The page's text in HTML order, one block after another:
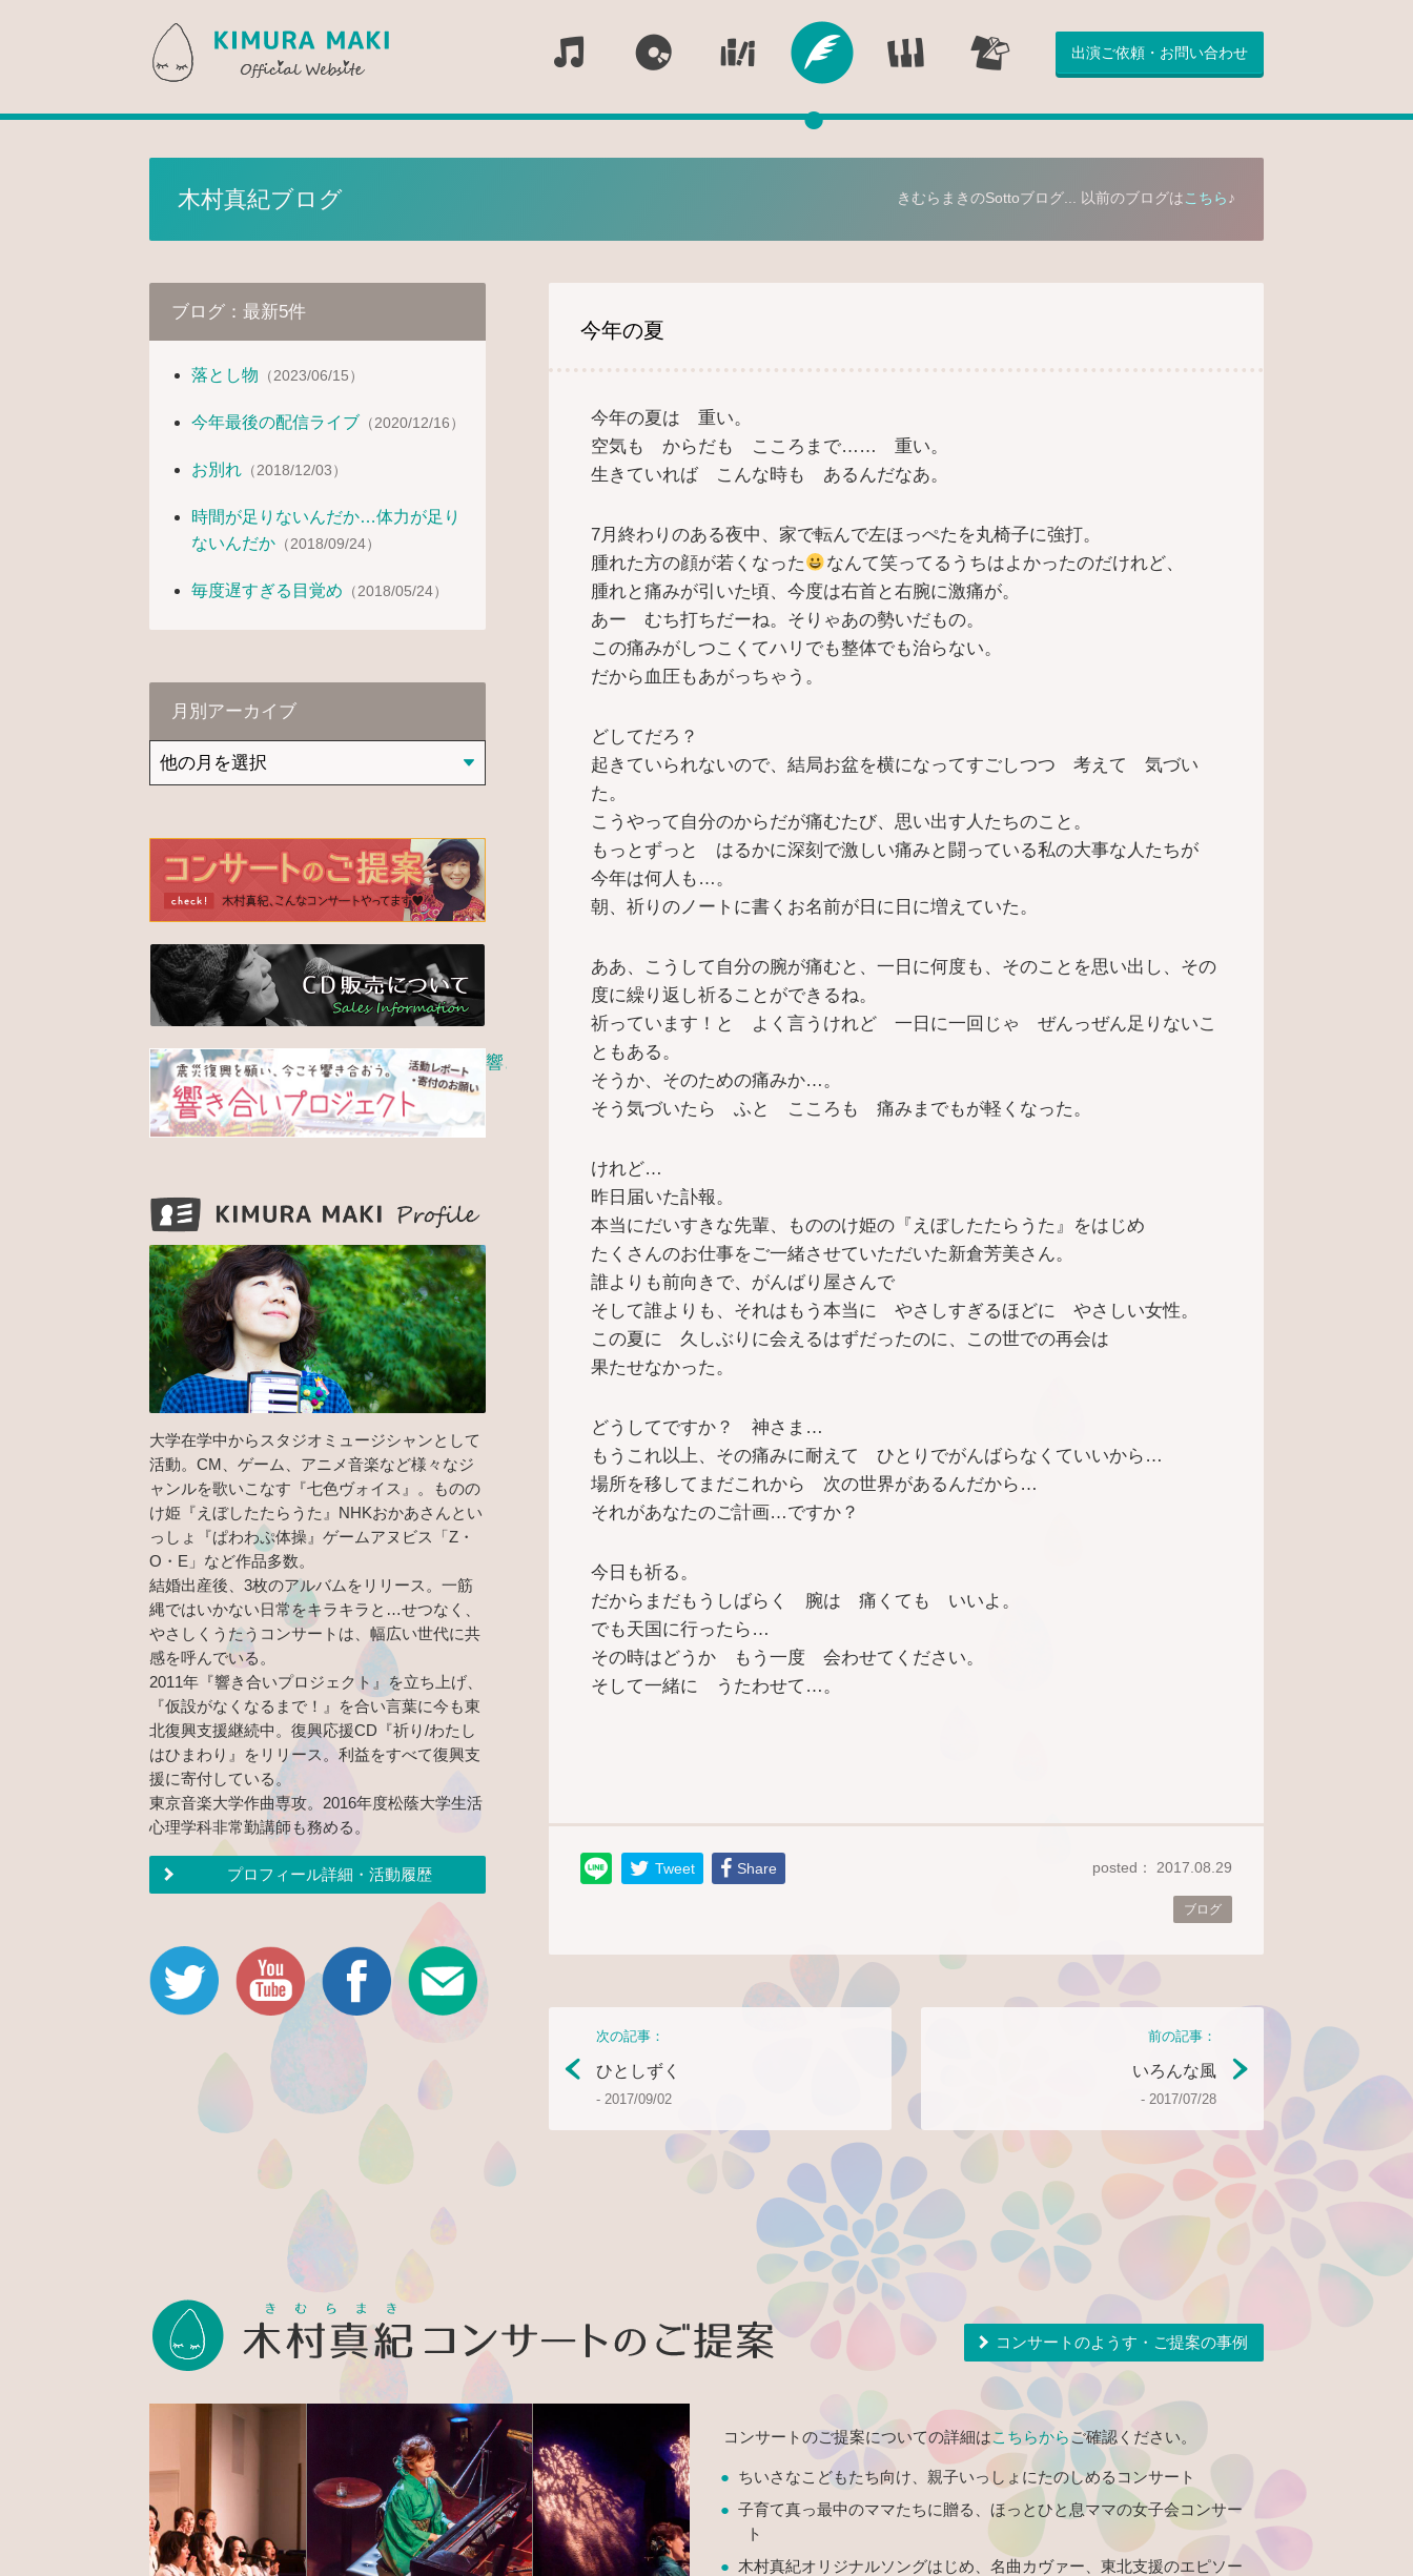
木村真紀 Official Website
●
出演ご依頼・お問い合わせ
木村真紀ブログ きむらまきのSottoブログ... 以前のブログはこちら♪
今年の夏
今年の夏は 重い。
空気も からだも こころまで…… 重い。
生きていれば こんな時も あるんだなあ。
7月終わりのある夜中、家で転んで左ほっぺたを丸椅子に強打。
腫れた方の顔が若くなった
なんて笑ってるうちはよかったのだけれど、
腫れと痛みが引いた頃、今度は右首と右腕に激痛が。
あー むち打ちだーね。そりゃあの勢いだもの。
この痛みがしつこくてハリでも整体でも治らない。
だから血圧もあがっちゃう。
どしてだろ？
起きていられないので、結局お盆を横になってすごしつつ 考えて 気づい
た。
こうやって自分のからだが痛むたび、思い出す人たちのこと。
もっとずっと はるかに深刻で激しい痛みと闘っている私の大事な人たちが
今年は何人も…。
朝、祈りのノートに書くお名前が日に日に増えていた。
ああ、こうして自分の腕が痛むと、一日に何度も、そのことを思い出し、その
度に繰り返し祈ることができるね。
祈っています！と よく言うけれど 一日に一回じゃ ぜんっぜん足りないこ
ともある。
そうか、そのための痛みか…。
そう気づいたら ふと こころも 痛みまでもが軽くなった。
けれど…
昨日届いた訃報。
本当にだいすきな先輩、もののけ姫の『えぼしたたらうた』をはじめ
たくさんのお仕事をご一緒させていただいた新倉芳美さん。
誰よりも前向きで、がんばり屋さんで
そして誰よりも、それはもう本当に やさしすぎるほどに やさしい女性。
この夏に 久しぶりに会えるはずだったのに、この世での再会は
果たせなかった。
どうしてですか？ 神さま…
もうこれ以上、その痛みに耐えて ひとりでがんばらなくていいから…
場所を移してまだこれから 次の世界があるんだから…
それがあなたのご計画…ですか？
今日も祈る。
だからまだもうしばらく 腕は 痛くても いいよ。
でも天国に行ったら…
その時はどうか もう一度 会わせてください。
そして一緒に うたわせて…。
Tweet Share posted： 2017.08.29
ブログ
次の記事：
ひとしずく
- 2017/09/02
前の記事：
いろんな風
- 2017/07/28
ブログ：最新5件
落とし物 （2023/06/15）
今年最後の配信ライブ （2020/12/16）
お別れ （2018/12/03）
時間が足りないんだか…体力が足り
ないんだか （2018/09/24）
毎度遅すぎる目覚め （2018/05/24）
月別アーカイブ
響き合いプロジェクト活動 ご報告・寄付のお願い
KIMURA MAKI Profile
大学在学中からスタジオミュージシャンとして
活動。CM、ゲーム、アニメ音楽など様々なジ
ャンルを歌いこなす『七色ヴォイス』。ものの
け姫『えぼしたたらうた』NHKおかあさんとい
っしょ『ぱわわぷ体操』ゲームアヌビス「Z・
O・E」など作品多数。
結婚出産後、3枚のアルバムをリリース。一筋
縄ではいかない日常をキラキラと…せつなく、
やさしくうたうコンサートは、幅広い世代に共
感を呼んでいる。
2011年『響き合いプロジェクト』を立ち上げ、
『仮設がなくなるまで！』を合い言葉に今も東
北復興支援継続中。復興応援CD『祈り/わたし
はひまわり』をリリース。利益をすべて復興支
援に寄付している。
東京音楽大学作曲専攻。2016年度松蔭大学生活
心理学科非常勤講師も務める。
プロフィール詳細・活動履歴
Twitter Youtube公式チャンネル
Facebook メール・お問い合わせ
木村真紀コンサートのご提案
コンサートのようす・ご提案の事例
コンサートのご提案についての詳細はこちらからご確認ください。
ちいさなこどもたち向け、親子いっしょにたのしめるコンサート
子育て真っ最中のママたちに贈る、ほっとひと息ママの女子会コンサー
ト
木村真紀オリジナルソングはじめ、名曲カヴァー、東北支援のエピソー